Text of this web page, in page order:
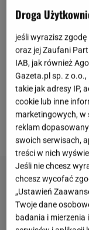
słodko-
Black Krim,
Robeson.
uprawa nie
co dzień. W
ogrodów i na
korzyści
Droga
jeśli wyrazisz zgodę
oraz jej Zaufani
IAB, jak również
Gazeta.pl sp. z
takie jak adresy IP,
cookie lub inne
marketingowych, w
reklam
swoich serwisach,
treści w nich
Jeśli nie chcesz
chcesz wycofać
„Ustawień
Twoje dane
badania i